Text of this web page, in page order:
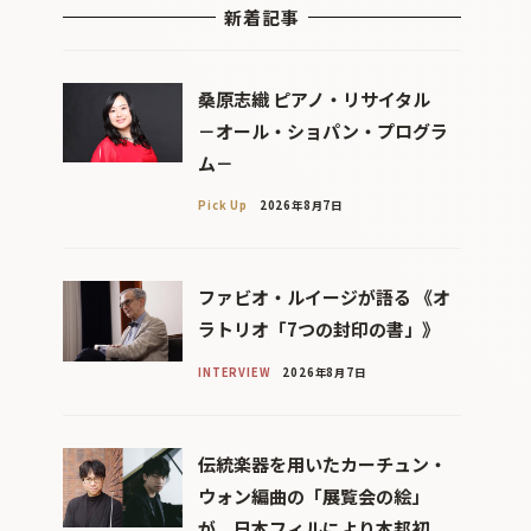
新着記事
桑原志織 ピアノ・リサイタル
－オール・ショパン・プログラ
ム－
Pick Up 2026年8月7日
ファビオ・ルイージが語る 《オ
ラトリオ「7つの封印の書」》
INTERVIEW 2026年8月7日
伝統楽器を用いたカーチュン・
ウォン編曲の「展覧会の絵」